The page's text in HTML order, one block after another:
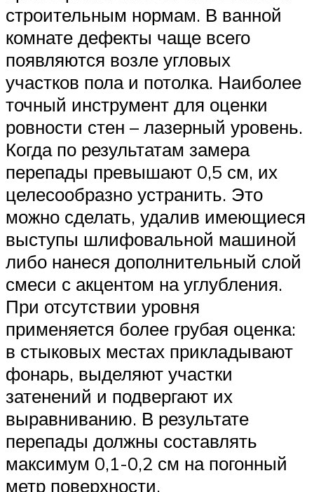
строительным нормам. В ванной
комнате дефекты чаще всего
появляются возле угловых
участков пола и потолка. Наиболее
точный инструмент для оценки
ровности стен – лазерный уровень.
Когда по результатам замера
перепады превышают 0,5 см, их
целесообразно устранить. Это
можно сделать, удалив имеющиеся
выступы шлифовальной машиной
либо нанеся дополнительный слой
смеси с акцентом на углубления.
При отсутствии уровня
применяется более грубая оценка:
в стыковых местах прикладывают
фонарь, выделяют участки
затенений и подвергают их
выравниванию. В результате
перепады должны составлять
максимум 0,1-0,2 см на погонный
метр поверхности.